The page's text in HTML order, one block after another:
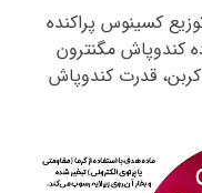
کسینوس پراکنده
کندوپاش مگنترون
کربن، قدرت کندوپاش